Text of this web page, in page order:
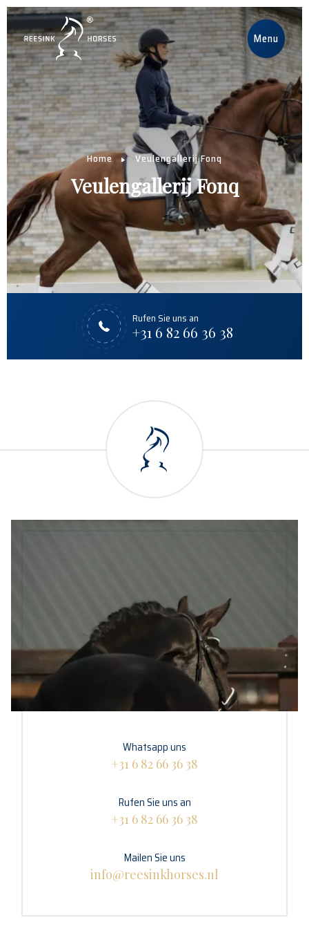
Menu
DE
Home
Pferde
Deckhengste
Nachrichten
Über uns
Contact
Home Veulengallerij Fonq
Veulengallerij Fonq
Rufen Sie uns an
+31 6 82 66 36 38
Whatsapp uns
+31 6 82 66 36 38
Rufen Sie uns an
+31 6 82 66 36 38
Mailen Sie uns
info@reesinkhorses.nl